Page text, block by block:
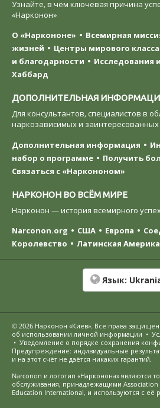
Узнайте, в чём ключевая причина
«Нарконон»
О «Наркононе»
Всемирная
жизней
Центры мирового класса
и благодарности
Исследования
Хаббард
ДОПОЛНИТЕЛЬНАЯ
Для консультантов, специалистов в
наркозависимых и
Дополнительная информация
набор о программе
Получить
Связаться с «Наркононом»
НАРКОНОН ВО ВСЁМ МИРЕ
Нарконон — история всемирного
Narconon.org
США Европа
Королевство
Латинская Америка
Язык:
© 2026 Нарконон «Киев». Все права
об использовании личной информации •
• Уведомление о порядке сохранения
Предупреждение: индивидуальные
и на этот счёт не даётся никаких гарантий.
Narconon и логотип «Нарконона» являются
обслуживания, принадлежащими Association
Education International, и используются с её